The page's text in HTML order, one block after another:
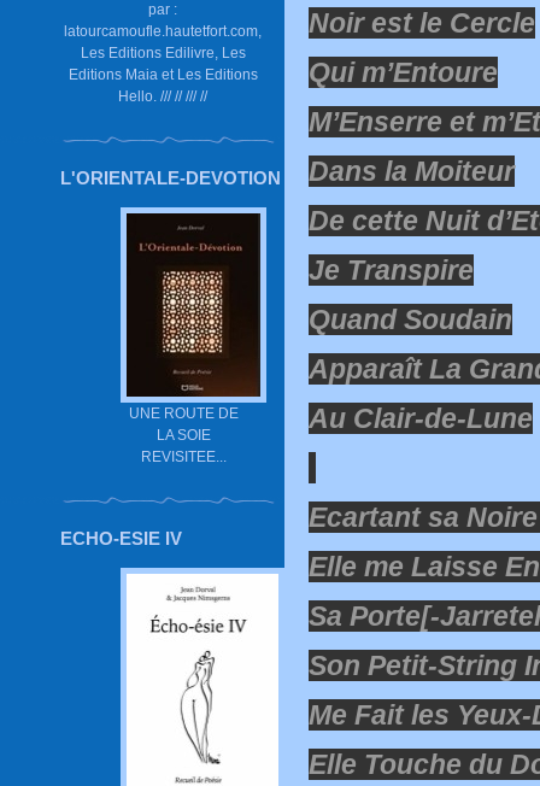
par :
latourcamoufle.hautetfort.com,
Les Editions Edilivre, Les
Editions Maia et Les Editions
Hello. /// // /// //
L'ORIENTALE-DEVOTION
UNE ROUTE DE
LA SOIE
REVISITEE...
ECHO-ESIE IV
Noir est le Cercle
Qui m’Entoure
M’Enserre et
Dans la Moiteur
De cette Nuit
Je Transpire
Quand Soudain
Apparaît La
Au Clair-de-Lune
Ecartant sa
Elle me Laisse
Sa Porte[-
Son Petit-String
Me Fait les
Elle Touche du